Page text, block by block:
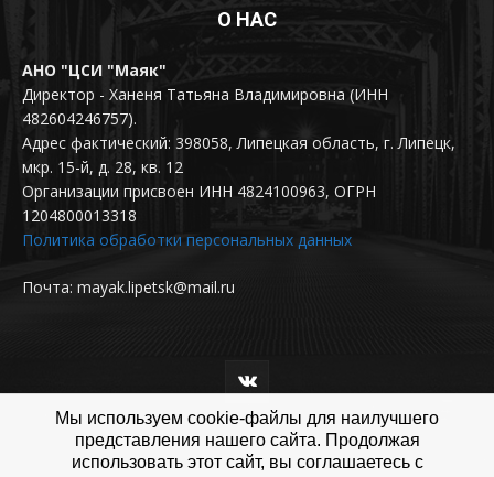
О НАС
АНО "ЦСИ "Маяк"
Директор - Ханеня Татьяна Владимировна (ИНН
482604246757).
Адрес фактический: 398058, Липецкая область, г. Липецк,
мкр. 15-й, д. 28, кв. 12
Организации присвоен ИНН 4824100963, ОГРН
1204800013318
Политика обработки персональных данных
Почта: mayak.lipetsk@mail.ru
Мы используем cookie-файлы для наилучшего
представления нашего сайта. Продолжая
использовать этот сайт, вы соглашаетесь с